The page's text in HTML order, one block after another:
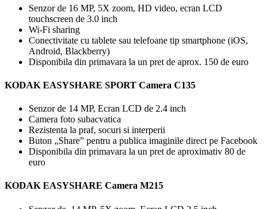
Senzor de 16 MP, 5X zoom, HD video, ecran LCD
touchscreen de 3.0 inch
Wi-Fi sharing
Conectivitate cu tablete sau telefoane tip smartphone (iOS,
Android, Blackberry)
Disponibila din primavara la un pret de aprox. 150 de euro
KODAK EASYSHARE SPORT Camera C135
Senzor de 14 MP, Ecran LCD de 2.4 inch
Camera foto subacvatica
Rezistenta la praf, socuri si interperii
Buton „Share” pentru a publica imaginile direct pe Facebook
Disponibila din primavara la un pret de aproximativ 80 de
euro
KODAK EASYSHARE Camera M215